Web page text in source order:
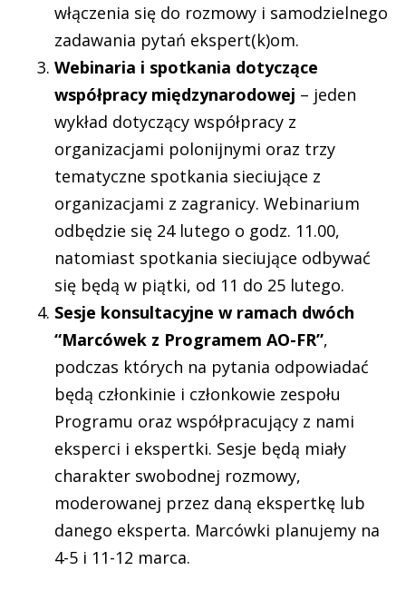
włączenia się do rozmowy i samodzielnego
zadawania pytań ekspert(k)om.
Webinaria i spotkania dotyczące
współpracy międzynarodowej – jeden
wykład dotyczący współpracy z
organizacjami polonijnymi oraz trzy
tematyczne spotkania sieciujące z
organizacjami z zagranicy. Webinarium
odbędzie się 24 lutego o godz. 11.00,
natomiast spotkania sieciujące odbywać
się będą w piątki, od 11 do 25 lutego.
Sesje konsultacyjne w ramach dwóch
“Marcówek z Programem AO-FR”,
podczas których na pytania odpowiadać
będą członkinie i członkowie zespołu
Programu oraz współpracujący z nami
eksperci i ekspertki. Sesje będą miały
charakter swobodnej rozmowy,
moderowanej przez daną ekspertkę lub
danego eksperta. Marcówki planujemy na
4-5 i 11-12 marca.